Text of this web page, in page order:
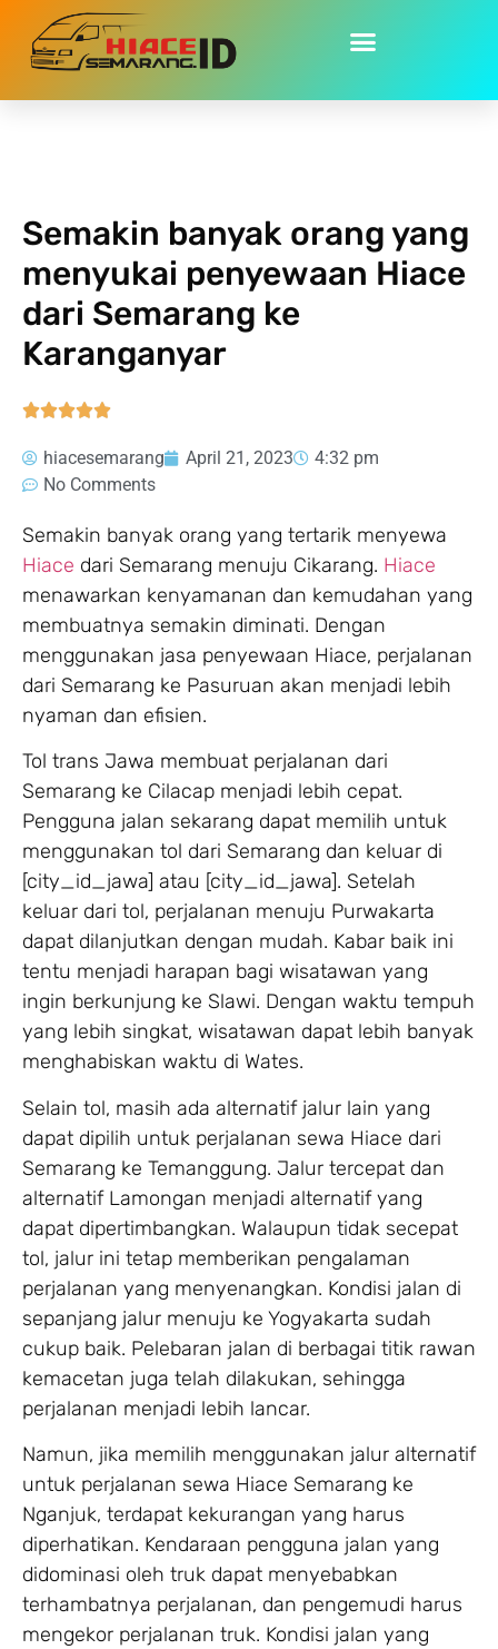
Home»Semakin banyak orang yang menyukai penyewaan
Semakin banyak orang yang
menyukai penyewaan Hiace
dari Semarang ke
Karanganyar

hiacesemarang April 21, 2023
4:32 pm
No Comments
Semakin banyak orang yang tertarik menyewa
Hiace dari Semarang menuju Cikarang. Hiace
menawarkan kenyamanan dan kemudahan yang
membuatnya semakin diminati. Dengan
menggunakan jasa penyewaan Hiace, perjalanan
dari Semarang ke Pasuruan akan menjadi lebih
nyaman dan efisien.
Tol trans Jawa membuat perjalanan dari
Semarang ke Cilacap menjadi lebih cepat.
Pengguna jalan sekarang dapat memilih untuk
menggunakan tol dari Semarang dan keluar di
[city_id_jawa] atau [city_id_jawa]. Setelah
keluar dari tol, perjalanan menuju Purwakarta
dapat dilanjutkan dengan mudah. Kabar baik ini
tentu menjadi harapan bagi wisatawan yang
ingin berkunjung ke Slawi. Dengan waktu tempuh
yang lebih singkat, wisatawan dapat lebih banyak
menghabiskan waktu di Wates.
Selain tol, masih ada alternatif jalur lain yang
dapat dipilih untuk perjalanan sewa Hiace dari
Semarang ke Temanggung. Jalur tercepat dan
alternatif Lamongan menjadi alternatif yang
dapat dipertimbangkan. Walaupun tidak secepat
tol, jalur ini tetap memberikan pengalaman
perjalanan yang menyenangkan. Kondisi jalan di
sepanjang jalur menuju ke Yogyakarta sudah
cukup baik. Pelebaran jalan di berbagai titik rawan
kemacetan juga telah dilakukan, sehingga
perjalanan menjadi lebih lancar.
Namun, jika memilih menggunakan jalur alternatif
untuk perjalanan sewa Hiace Semarang ke
Nganjuk, terdapat kekurangan yang harus
diperhatikan. Kendaraan pengguna jalan yang
didominasi oleh truk dapat menyebabkan
terhambatnya perjalanan, dan pengemudi harus
mengekor perjalanan truk. Kondisi jalan yang